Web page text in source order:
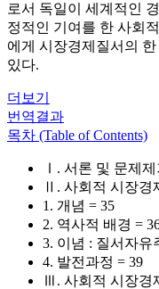
로서 독일이 세계적인
정적인 기여를 한 사회
에게 시장경제질서의
있다.
더보기
번역결과
목차 (Table of Contents)
Ⅰ. 서론 및 문제제
Ⅱ. 사회적 시장경
1. 개념 = 35
2. 역사적 배경 =
3. 이념 : 질서자유
4. 발전과정 = 39
Ⅲ. 사회적 시장경